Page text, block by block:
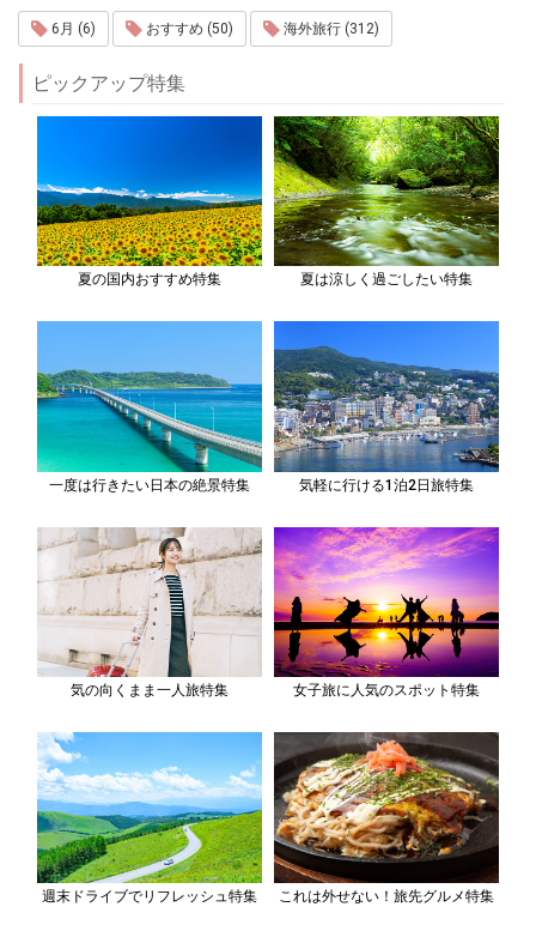
6月 (6) おすすめ (50) 海外旅行 (312)
ピックアップ特集
夏の国内おすすめ特集 夏は涼しく過ごしたい特集
一度は行きたい日本の絶景特集 気軽に行ける1泊2日旅特集
気の向くまま一人旅特集 女子旅に人気のスポット特集
週末ドライブでリフレッシュ特集 これは外せない！旅先グルメ特集